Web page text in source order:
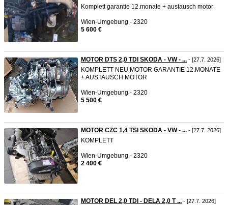
Komplett garantie 12.monate + austausch motor
Wien-Umgebung - 2320
5 600 €
MOTOR DTS 2,0 TDI SKODA - VW - ... - [27.7. 2026]
KOMPLETT NEU MOTOR GARANTIE 12.MONATE
+ AUSTAUSCH MOTOR
Wien-Umgebung - 2320
5 500 €
MOTOR CZC 1,4 TSI SKODA - VW - ... - [27.7. 2026]
KOMPLETT
Wien-Umgebung - 2320
2 400 €
MOTOR DEL 2,0 TDI - DELA 2,0 T ... - [27.7. 2026]